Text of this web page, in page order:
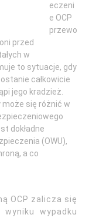
eczeni
e OCP
przewo
przed
w
to sytuacje, gdy
całkowicie
jego kradzież.
może się różnić w
dokładne
(OWU),
a co
OCP zalicza się
wypadku